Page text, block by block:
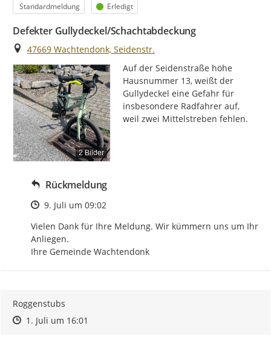
Kategorie
Standardmeldung Status
Erledigt
Defekter Gullydeckel/Schachtabdeckung
Ort
47669 Wachtendonk, Seidenstr.
2 Bilder
Auf der Seidenstraße höhe
Hausnummer 13, weißt der
Gullydeckel eine Gefahr für
insbesondere Radfahrer auf,
weil zwei Mittelstreben fehlen.
Rückmeldung
Zeitpunkt des Erstellens
9. Juli um 09:02
Vielen Dank für Ihre Meldung. Wir kümmern uns um Ihr
Anliegen.
Ihre Gemeinde Wachtendonk
Roggenstubs
Zeitpunkt des Erstellens
Zeitpunkt des Erstellens
1. Juli um 16:01